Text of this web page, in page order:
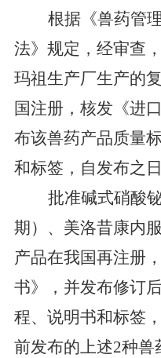
根据《兽药管
法》规定， 经审查，
玛祖生产厂生产的
国注册， 核发《进
布该兽药产品质量
和标签， 自发布之
批准碱式硝酸
期）、美洛昔康内
产品在我国再注册，
书》， 并发布修订
程、 说明书和标签，
前发布的上述2种兽